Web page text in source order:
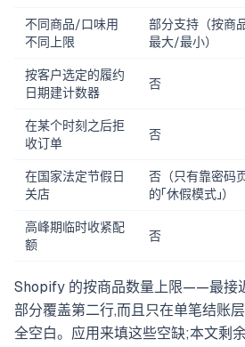
不同商品/口味用
不同上限
部分支持（按商
最大/最小）
按客户选定的履约
日期建计数器
否
在某个时刻之后拒
收订单
否
在国家法定节假日
关店
否（只有靠密码
的「休假模式」）
高峰期临时收紧配
额
否
Shopify 的按商品数量上限——最
部分覆盖第二行,而且只在单笔结账
全空白。应用来填这些空缺;本文剩